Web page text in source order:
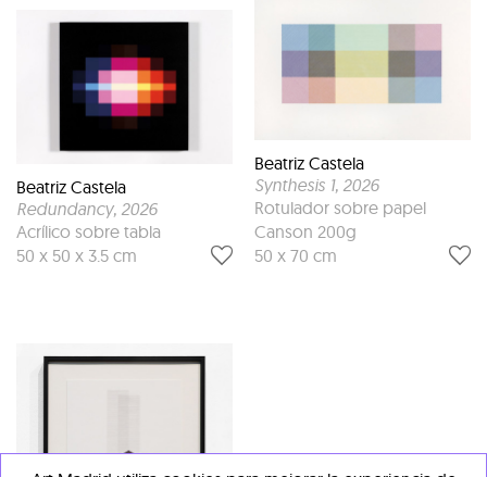
Beatriz Castela
Redundancy, 2026
Acrílico sobre tabla
50 x 50 x 3.5 cm
Beatriz Castela
Synthesis 1, 2026
Rotulador sobre papel
Canson 200g
50 x 70 cm